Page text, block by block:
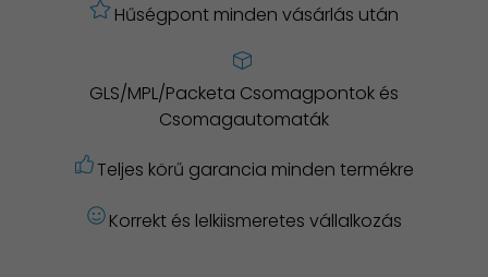
Hűségpont minden vásárlás után
GLS/MPL/Packeta Csomagpontok és
Csomagautomaták
Teljes körű garancia minden termékre
Korrekt és lelkiismeretes vállalkozás